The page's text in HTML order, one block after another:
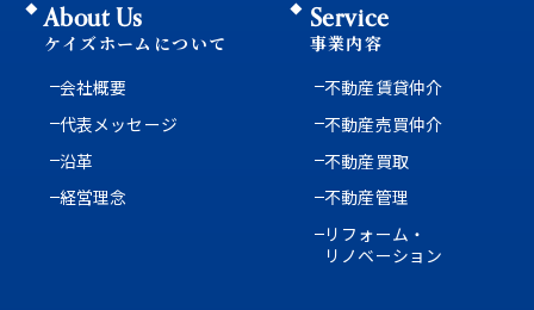
About Us
ケイズホームについて
会社概要
代表メッセージ
沿革
経営理念
Service
事業内容
不動産賃貸仲介
不動産売買仲介
不動産買取
不動産管理
リフォーム・
リノベーション